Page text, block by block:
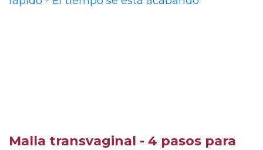
Malla transvaginal - 4 pasos para